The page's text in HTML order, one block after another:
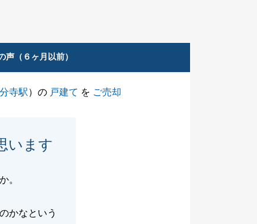
声（６ヶ月以前）
寺駅）の 戸建て を ご売却
います
。
かなという